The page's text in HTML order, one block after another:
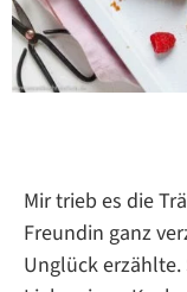
Mir trieb es die
Freundin ganz
Unglück